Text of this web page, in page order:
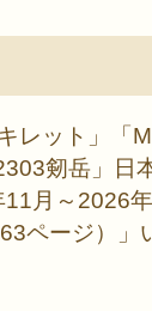
レット」「
剱岳」
月～2026
ページ）